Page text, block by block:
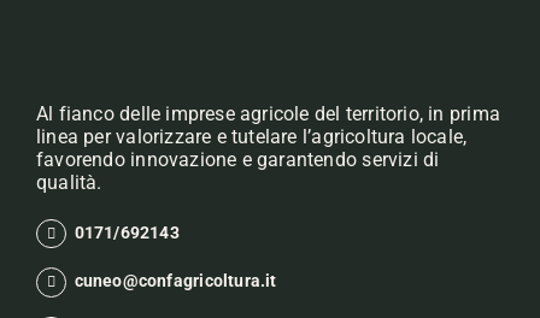
Al fianco delle imprese agricole del territorio, in prima
linea per valorizzare e tutelare l’agricoltura locale,
favorendo innovazione e garantendo servizi di
qualità.
0171/692143
cuneo@confagricoltura.it